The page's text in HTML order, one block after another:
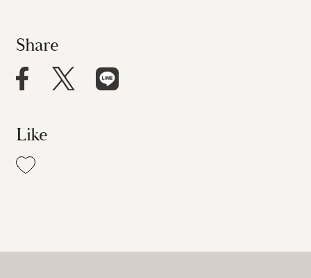
Share
Like